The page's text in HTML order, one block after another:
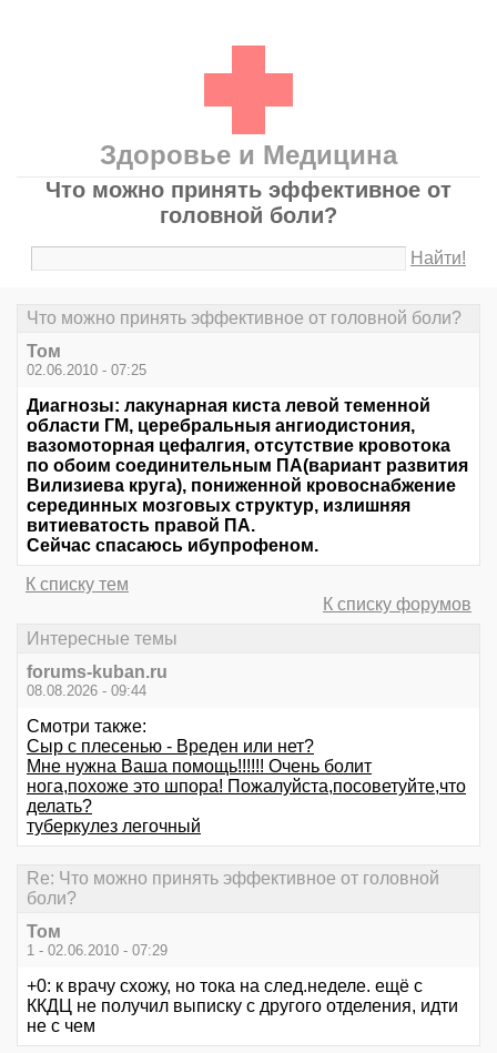
Здоровье и Медицина
Что можно принять эффективное от
головной боли?
Найти!
Что можно принять эффективное от головной боли?
Том
02.06.2010 - 07:25
Диагнозы: лакунарная киста левой теменной
области ГМ, церебральныя ангиодистония,
вазомоторная цефалгия, отсутствие кровотока
по обоим соединительным ПА(вариант развития
Вилизиева круга), пониженной кровоснабжение
серединных мозговых структур, излишняя
витиеватость правой ПА.
Сейчас спасаюсь ибупрофеном.
К списку тем
К списку форумов
Интересные темы
forums-kuban.ru
08.08.2026 - 09:44
Смотри также:
Сыр с плесенью - Вреден или нет?
Мне нужна Ваша помощь!!!!!! Очень болит
нога,похоже это шпора! Пожалуйста,посоветуйте,что
делать?
туберкулез легочный
Re: Что можно принять эффективное от головной
боли?
Том
1 - 02.06.2010 - 07:29
+0: к врачу схожу, но тока на след.неделе. ещё с
ККДЦ не получил выписку с другого отделения, идти
не с чем